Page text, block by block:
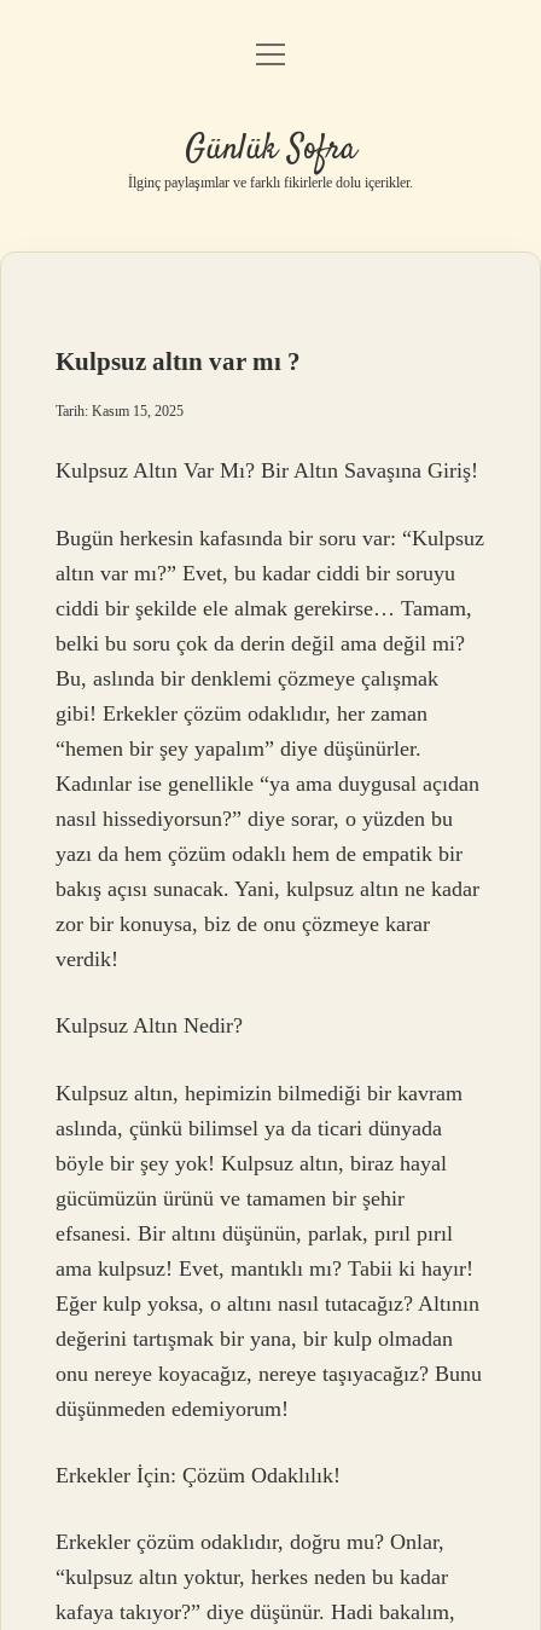
Anasayfa
Yasal Uyarı
menüyü
Günlük Sofra
İlginç paylaşımlar ve farklı fikirlerle dolu içerikler.
Kulpsuz altın var mı ?
Tarih: Kasım 15, 2025
Kulpsuz Altın Var Mı? Bir Altın Savaşına Giriş!
Bugün herkesin kafasında bir soru var: “Kulpsuz
altın var mı?” Evet, bu kadar ciddi bir soruyu
ciddi bir şekilde ele almak gerekirse… Tamam,
belki bu soru çok da derin değil ama değil mi?
Bu, aslında bir denklemi çözmeye çalışmak
gibi! Erkekler çözüm odaklıdır, her zaman
“hemen bir şey yapalım” diye düşünürler.
Kadınlar ise genellikle “ya ama duygusal açıdan
nasıl hissediyorsun?” diye sorar, o yüzden bu
yazı da hem çözüm odaklı hem de empatik bir
bakış açısı sunacak. Yani, kulpsuz altın ne kadar
zor bir konuysa, biz de onu çözmeye karar
verdik!
Kulpsuz Altın Nedir?
Kulpsuz altın, hepimizin bilmediği bir kavram
aslında, çünkü bilimsel ya da ticari dünyada
böyle bir şey yok! Kulpsuz altın, biraz hayal
gücümüzün ürünü ve tamamen bir şehir
efsanesi. Bir altını düşünün, parlak, pırıl pırıl
ama kulpsuz! Evet, mantıklı mı? Tabii ki hayır!
Eğer kulp yoksa, o altını nasıl tutacağız? Altının
değerini tartışmak bir yana, bir kulp olmadan
onu nereye koyacağız, nereye taşıyacağız? Bunu
düşünmeden edemiyorum!
Erkekler İçin: Çözüm Odaklılık!
Erkekler çözüm odaklıdır, doğru mu? Onlar,
“kulpsuz altın yoktur, herkes neden bu kadar
kafaya takıyor?” diye düşünür. Hadi bakalım,